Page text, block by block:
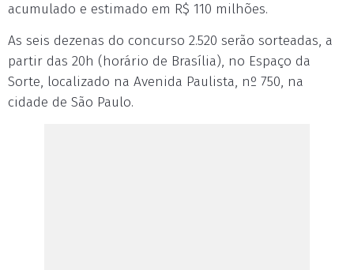
acumulado e estimado em R$ 110 milhões.
As seis dezenas do concurso 2.520 serão sorteadas, a
partir das 20h (horário de Brasília), no Espaço da
Sorte, localizado na Avenida Paulista, nº 750, na
cidade de São Paulo.